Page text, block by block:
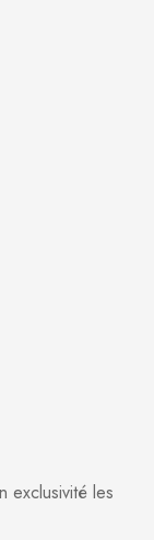
exclusivité les